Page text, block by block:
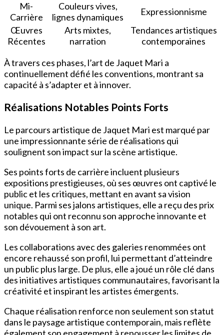
Mi-
Carrière
Couleurs vives,
lignes dynamiques
Expressionnisme
Œuvres
Récentes
Arts mixtes,
narration
Tendances artistiques
contemporaines
À travers ces phases, l’art de Jaquet Mari a
continuellement défié les conventions, montrant sa
capacité à s’adapter et à innover.
Réalisations Notables Points Forts
Le parcours artistique de Jaquet Mari est marqué par
une impressionnante série de réalisations qui
soulignent son impact sur la scène artistique.
Ses points forts de carrière incluent plusieurs
expositions prestigieuses, où ses œuvres ont captivé le
public et les critiques, mettant en avant sa vision
unique. Parmi ses jalons artistiques, elle a reçu des prix
notables qui ont reconnu son approche innovante et
son dévouement à son art.
Les collaborations avec des galeries renommées ont
encore rehaussé son profil, lui permettant d’atteindre
un public plus large. De plus, elle a joué un rôle clé dans
des initiatives artistiques communautaires, favorisant la
créativité et inspirant les artistes émergents.
Chaque réalisation renforce non seulement son statut
dans le paysage artistique contemporain, mais reflète
également son engagement à repousser les limites de